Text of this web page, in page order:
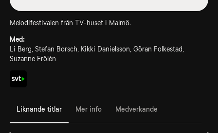
Melodifestivalen från TV-huset i Malmö.
Med:
Li Berg, Stefan Borsch, Kikki Danielsson, Göran Folkestad,
Suzanne Frölén
Liknande titlar Mer info Medverkande